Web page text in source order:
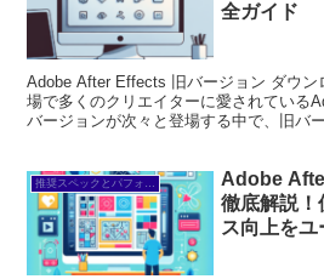
全ガイド
Adobe After Effects 旧バージョン ダウン
場で多くのクリエイターに愛されている
バージョンが次々と登場する中で、旧バ
Adobe
徹底解説！
ス向上を